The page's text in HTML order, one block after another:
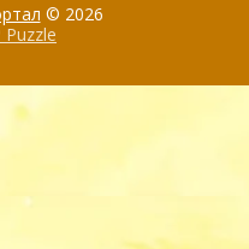
© 2026
Puzzle